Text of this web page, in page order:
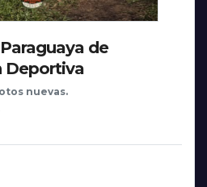
de
Deportiva
nuevas.